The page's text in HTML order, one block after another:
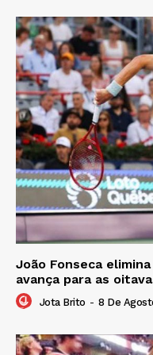
João Fonseca
avança para as
Jota Brito - 8 De